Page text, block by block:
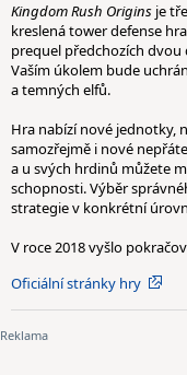
Kingdom Rush Origins je
kreslená tower defense
prequel předchozích
Vaším úkolem bude
a temných elfů.
Hra nabízí nové jednotky,
samozřejmě i nové
a u svých hrdinů můžete
schopnosti. Výběr
strategie v konkrétní
V roce 2018 vyšlo
Oficiální stránky hry